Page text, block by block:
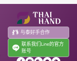
与泰好手合作
联系我们Line的官方
账号